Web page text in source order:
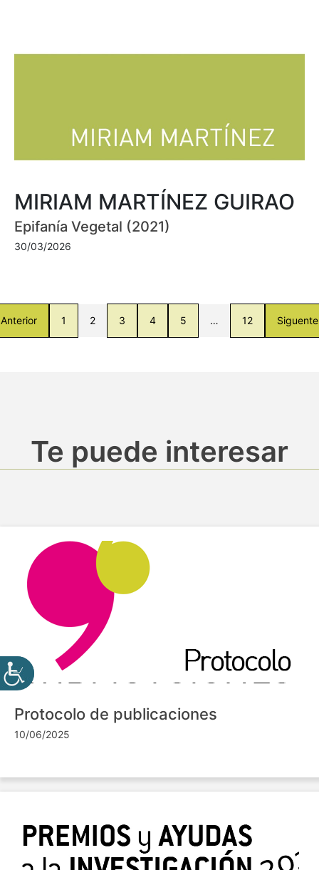
MIRIAM MARTÍNEZ GUIRAO
Epifanía Vegetal (2021)
30/03/2026
Anterior 1 2 3 4 5 … 12 Siguente
Te puede interesar
Protocolo de publicaciones
10/06/2025